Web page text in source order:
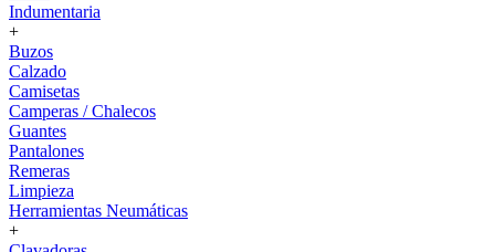
Indumentaria
+
Buzos
Calzado
Camisetas
Camperas / Chalecos
Guantes
Pantalones
Remeras
Limpieza
Herramientas Neumáticas
+